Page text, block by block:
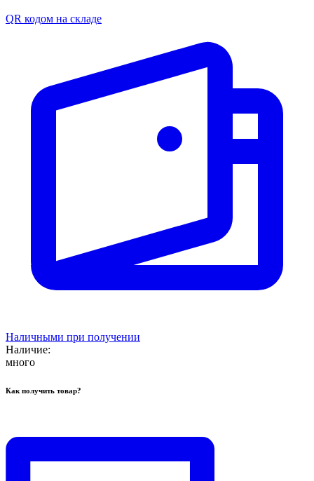
QR кодом на складе
Наличными при получении
Наличие:
много
Как получить товар?